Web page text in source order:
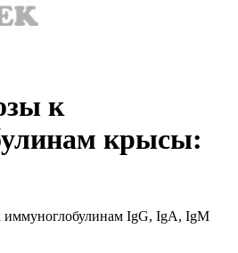
к
крысы:
иммуноглобулинам IgG, IgA, IgM